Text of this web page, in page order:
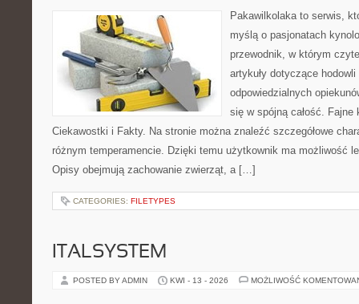
Pakawilkolaka to serwis,
myślą o pasjonatach
przewodnik, w którym
artykuły dotyczące
odpowiedzialnych
się w spójną całość.
Ciekawostki i Fakty. Na stronie można znaleźć szczegółowe
różnym temperamencie. Dzięki temu użytkownik ma możliwość
Opisy obejmują zachowanie zwierząt, a […]
CATEGORIES: FILETYPES
ITALSYSTEM
POSTED BY ADMIN KWI - 13 - 2026 MOŻLIWOŚĆ